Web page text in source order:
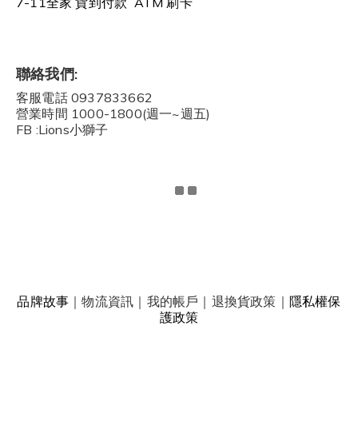
聯絡我們:
客服電話 0937833662
營業時間 1000-1800(週一~週五)
FB :Lions小獅子
品牌故事 ｜物流資訊 ｜ 我的帳戶 ｜ 退換貨政策 ｜ 隱私權保
護政策